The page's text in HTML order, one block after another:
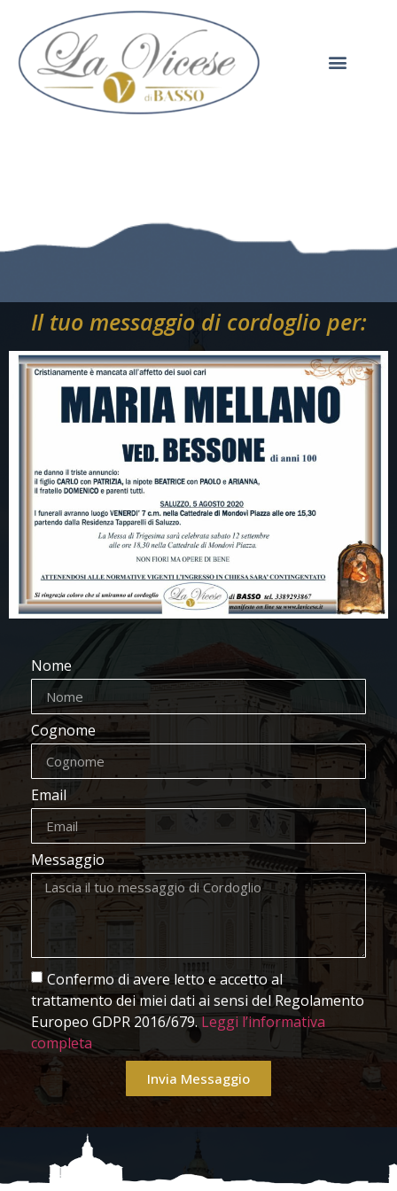
Il tuo messaggio di cordoglio per:
Nome
Cognome
Email
Messaggio
Confermo di avere letto e accetto al
trattamento dei miei dati ai sensi del Regolamento
Europeo GDPR 2016/679.Leggi l’informativa
completa
Invia Messaggio